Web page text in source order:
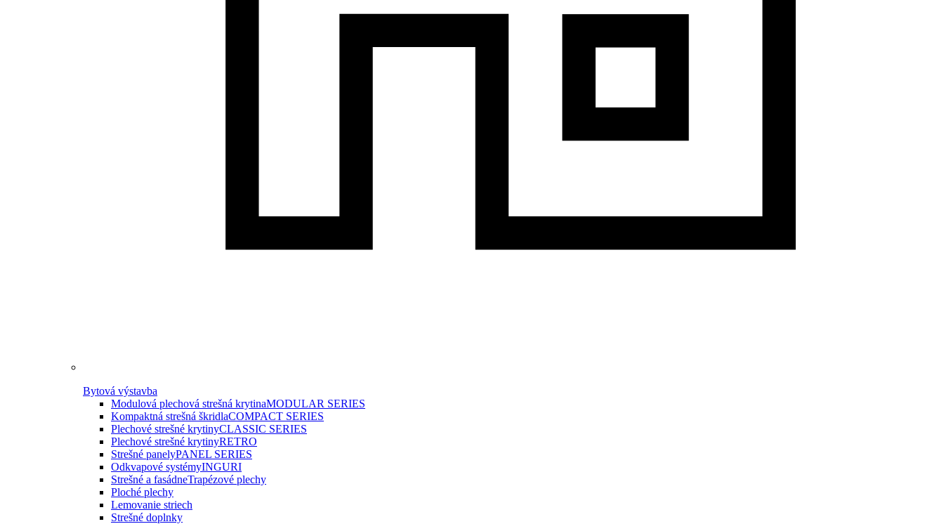
Bytová výstavba
Modulová plechová strešná krytinaMODULAR SERIES
Kompaktná strešná škridlaCOMPACT SERIES
Plechové strešné krytinyCLASSIC SERIES
Plechové strešné krytinyRETRO
Strešné panelyPANEL SERIES
Odkvapové systémyINGURI
Strešné a fasádneTrapézové plechy
Ploché plechy
Lemovanie striech
Strešné doplnky